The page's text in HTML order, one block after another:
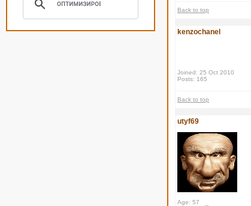
Back to top
kenzochanel
Joined: 25 Oct 2010
Posts: 165
Back to top
utyf69
Age: 57